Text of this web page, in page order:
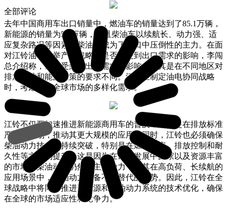
去年中国商用车出口销量中，燃油车的销量达到了85.1万辆，
新能源的销量为5.3万辆，并且柴油车以续航长、动力强、适
应复杂路况等因素，柴油车成为了出口中压倒性的主力。在面
对江铃油电并举产品战略时是否会受到出口需求的影响，李闯
总介绍称，确实受到了出口需求的影响，尤其是在不同地区对
排放标准和能源政策的要求不同。江铃在制定油电协同战略
时，考虑到了全球市场的多样化需求。
江铃不仅要加速推进新能源商用车的普及，特别是在排放标准
严格的市场，推动其更大规模的应用。同时，江铃也必须确保
柴油动力技术的持续突破，特别是在燃油效率、排放控制和耐
久性等方面的提升。这是因为在许多发展中国家以及资源丰富
的市场，柴油动力仍然是主流动力，尤其在高负荷、长续航的
应用场景中，柴油动力具备不可替代的优势。因此，江铃在全
球战略中将同时推进新能源和柴油动力系统的技术优化，确保
在全球的市场适应性和竞争力。
全部评论